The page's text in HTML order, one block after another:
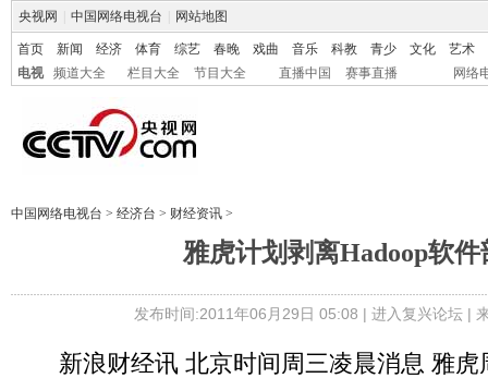
央视网 中国网络电视台 网站地图
首页 新闻 经济 体育 综艺 春晚 戏曲 音乐 科教 青少 文化
艺术
电视
频道大全 栏目大全 节目大全 直播中国 赛事直播 网络
中国网络电视台 > 经济台 > 财经资讯 >
雅虎计划剥离Hadoop软件
发布时间:2011年06月29日 05:08 | 进入复兴论坛|
新浪财经讯 北京时间周三凌晨消息 雅虎